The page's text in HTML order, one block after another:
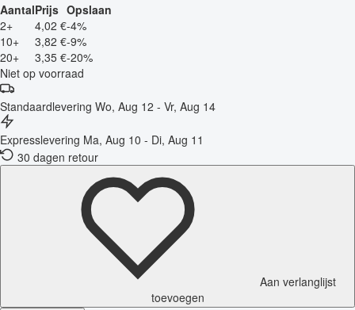
AantalPrijs Opslaan
2+
4,02 €-4%
10+
3,82 €-9%
20+
3,35 €-20%
Niet op voorraad
Standaardlevering Wo, Aug 12 - Vr, Aug 14
Expresslevering Ma, Aug 10 - Di, Aug 11
30 dagen retour
Aan verlanglijst
toevoegen